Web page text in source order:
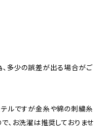
多少の誤差が出る場合がご
ルですが金糸や綿の刺繍糸
、お洗濯は推奨しておりませ